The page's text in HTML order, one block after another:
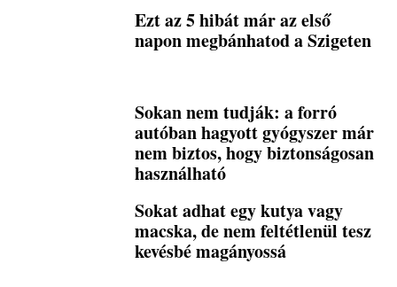
Ezt az 5 hibát már az első
napon megbánhatod a Szigeten
Sokan nem tudják: a forró
autóban hagyott gyógyszer már
nem biztos, hogy biztonságosan
használható
Sokat adhat egy kutya vagy
macska, de nem feltétlenül tesz
kevésbé magányossá